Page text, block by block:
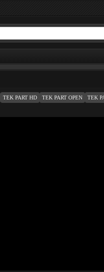
TEK PART HD TEK PART OPEN TEK